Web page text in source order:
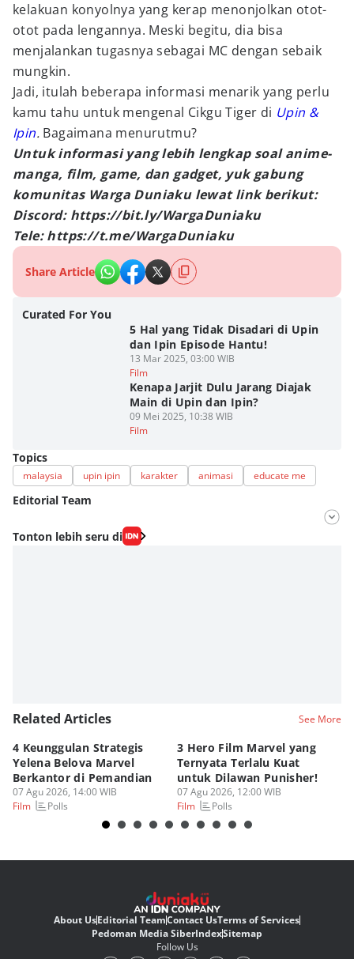
kelakuan konyolnya yang kerap menonjolkan otot-
otot pada lengannya. Meski begitu, dia bisa
menjalankan tugasnya sebagai MC dengan sebaik
mungkin.
Jadi, itulah beberapa informasi menarik yang perlu
kamu tahu untuk mengenal Cikgu Tiger di Upin &
Ipin. Bagaimana menurutmu?
Untuk informasi yang lebih lengkap soal anime-
manga, film, game, dan gadget, yuk gabung
komunitas Warga Duniaku lewat link berikut:
Discord: https://bit.ly/WargaDuniaku
Tele: https://t.me/WargaDuniaku
Share Article
Curated For You
5 Hal yang Tidak Disadari di Upin
dan Ipin Episode Hantu!
13 Mar 2025, 03:00 WIB
Film
Kenapa Jarjit Dulu Jarang Diajak
Main di Upin dan Ipin?
09 Mei 2025, 10:38 WIB
Film
Topics
malaysia upin ipin karakter animasi educate me
Editorial Team
Editor
Nadia Agatha Pramesthi
Tonton lebih seru di
Related Articles See More
4 Keunggulan Strategis
Yelena Belova Marvel
Berkantor di Pemandian
07 Agu 2026, 14:00 WIB
Film
Polls
3 Hero Film Marvel yang
Ternyata Terlalu Kuat
untuk Dilawan Punisher!
07 Agu 2026, 12:00 WIB
Film
Polls
About UsEditorial TeamContact UsTerms of Services
Pedoman Media SiberIndexSitemap
Follow Us